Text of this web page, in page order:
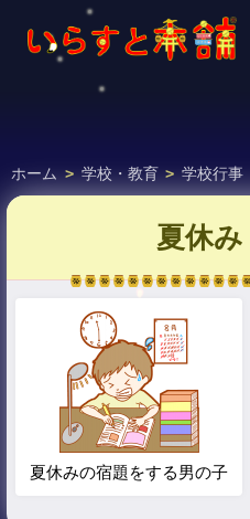
ホーム > 学校・教育 > 学校行事
夏休み
夏休みの宿題をする男の子